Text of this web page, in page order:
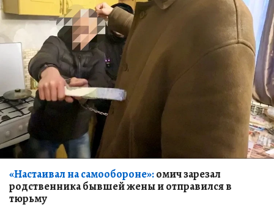
«Настаивал на самообороне»:омич зарезал
родственника бывшей жены и отправился в
тюрьму